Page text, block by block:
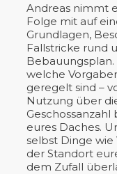
Andreas nimmt
Folge mit auf
Grundlagen,
Fallstricke rund
welche
geregelt sind –
Nutzung über
Geschossanzahl
eures Daches.
selbst Dinge
der Standort
dem Zufall